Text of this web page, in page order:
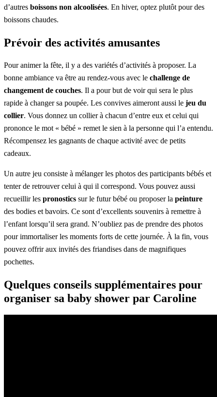
d’autres boissons non alcoolisées. En hiver, optez plutôt pour des
boissons chaudes.
Prévoir des activités amusantes
Pour animer la fête, il y a des variétés d’activités à proposer. La
bonne ambiance va être au rendez-vous avec le challenge de
changement de couches. Il a pour but de voir qui sera le plus
rapide à changer sa poupée. Les convives aimeront aussi le jeu du
collier. Vous donnez un collier à chacun d’entre eux et celui qui
prononce le mot « bébé » remet le sien à la personne qui l’a entendu.
Récompensez les gagnants de chaque activité avec de petits
cadeaux.
Un autre jeu consiste à mélanger les photos des participants bébés et
tenter de retrouver celui à qui il correspond. Vous pouvez aussi
recueillir les pronostics sur le futur bébé ou proposer la peinture
des bodies et bavoirs. Ce sont d’excellents souvenirs à remettre à
l’enfant lorsqu’il sera grand. N’oubliez pas de prendre des photos
pour immortaliser les moments forts de cette journée. À la fin, vous
pouvez offrir aux invités des friandises dans de magnifiques
pochettes.
Quelques conseils supplémentaires pour
organiser sa baby shower par Caroline